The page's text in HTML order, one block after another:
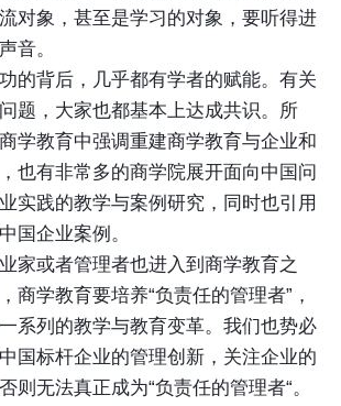
对象，甚至是学习的对象，要听得进
音。
的背后，几乎都有学者的赋能。有关
题，大家也都基本上达成共识。所
学教育中强调重建商学教育与企业和
也有非常多的商学院展开面向中国问
实践的教学与案例研究，同时也引用
国企业案例。
家或者管理者也进入到商学教育之
商学教育要培养“负责任的管理者”，
系列的教学与教育变革。我们也势必
国标杆企业的管理创新，关注企业的
则无法真正成为“负责任的管理者“。